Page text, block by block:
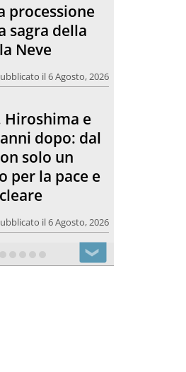
Hiroshima e
dopo: dal
solo un
per la pace e
il 6 Agosto, 2026
Guccini.
“un faro
fino alla
Pubblicato il 6 Agosto, 2026